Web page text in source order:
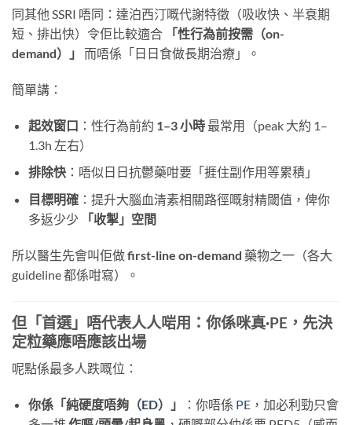
同其他 SSRI 唔同：達泊西汀嘅代謝特徵（吸收快、半衰期
短、排出快）令佢比較適合
「性行為前按需（on-
demand）」
​ 而唔係「日日食做長期治療」。
簡單講：
起效窗口 ：性行為前約 1–3 小時​ 最常用（peak 大約 1–
1.3h 左右）
排除快：唔似日日抗鬱藥咁要「捱住副作用等累積」
目標明確：提升大腦血清素相關路徑嘅射精閾值，俾你
多返少少
「收掣」空間
所以醫生先會叫佢做first-line on-demand ​ 藥物之一（各大
guideline 都係咁寫）。
但「首選」唔代表人人啱用：你係咪真·PE，先決
定粒藥應唔應該出場
呢點係最多人跌嘅位：
你係「純硬度唔夠（ED）」 ：你唔係 PE，加必利勁只會